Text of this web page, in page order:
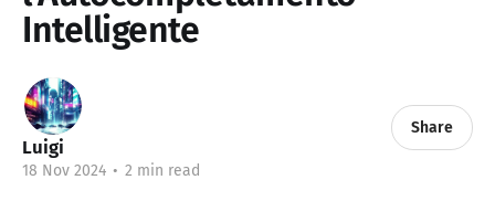
Intelligente
Luigi
18 Nov 2024 • 2 min read
Share